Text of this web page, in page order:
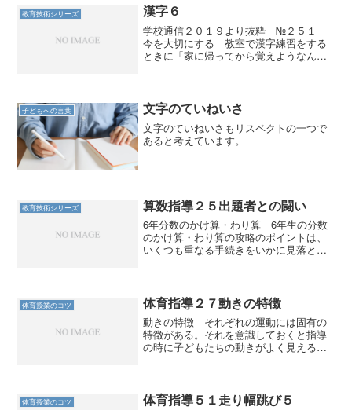
こまめに子どもたちに対応...
教育技術シリーズ 漢字６
学校通信２０１９より抜粋 №２５１
今を大切にする 教室で漢字練習をする
ときに「家に帰ってから覚えようなんて
をしていました。 実際に...
子どもへの言葉 文字のていねいさ
文字のていねいさもリスペクトの一つで
あると考えています。
教育技術シリーズ 算数指導２５出題者との闘い
6年分数のかけ算・わり算 6年生の分数
のかけ算・わり算の攻略のポイントは、
いくつも重なる手続きをいかに見落とさ
分母どうしをそれぞれか...
体育授業のコツ 体育指導２７動きの特徴
動きの特徴 それぞれの運動には固有の
特徴がある。それを意識しておくと指導
の時に子どもたちの動きがよく見える。
る。縄跳びも両足だが、跳...
体育授業のコツ 体育指導５１走り幅跳び５